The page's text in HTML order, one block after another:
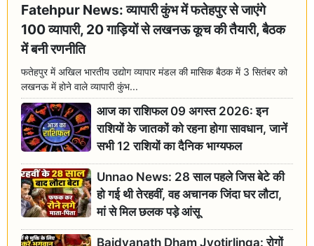
Fatehpur News: व्यापारी कुंभ में फतेहपुर से जाएंगे
100 व्यापारी, 20 गाड़ियों से लखनऊ कूच की तैयारी, बैठक
में बनी रणनीति
फतेहपुर में अखिल भारतीय उद्योग व्यापार मंडल की मासिक बैठक में 3 सितंबर को
लखनऊ में होने वाले व्यापारी कुंभ...
आज का राशिफल 09 अगस्त 2026: इन
राशियों के जातकों को रहना होगा सावधान, जानें
सभी 12 राशियों का दैनिक भाग्यफल
Unnao News: 28 साल पहले जिस बेटे की
हो गई थी तेरहवीं, वह अचानक जिंदा घर लौटा,
मां से मिल छलक पड़े आंसू
Baidyanath Dham Jyotirlinga: रोगों